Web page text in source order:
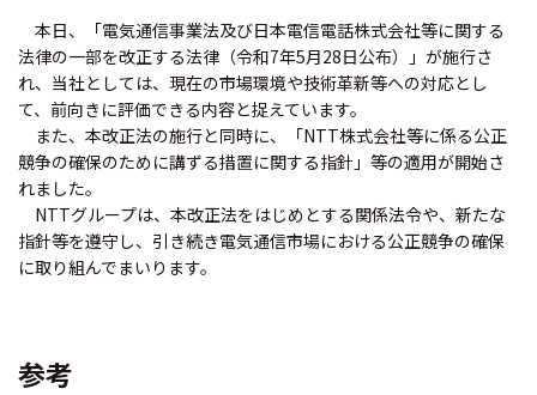
本日、「電気通信事業法及び日本電信電話株式会社等に関する
法律の一部を改正する法律（令和7年5月28日公布）」が施行さ
れ、当社としては、現在の市場環境や技術革新等への対応とし
て、前向きに評価できる内容と捉えています。
また、本改正法の施行と同時に、「NTT株式会社等に係る公正
競争の確保のために講ずる措置に関する指針」等の適用が開始さ
れました。
NTTグループは、本改正法をはじめとする関係法令や、新たな
指針等を遵守し、引き続き電気通信市場における公正競争の確保
に取り組んでまいります。
参考